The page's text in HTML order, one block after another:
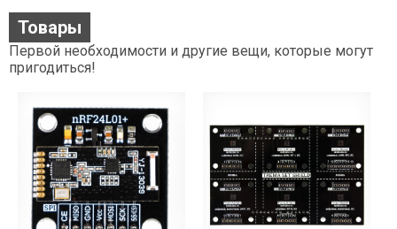
Товары
Первой необходимости и другие вещи, которые могут
пригодиться!